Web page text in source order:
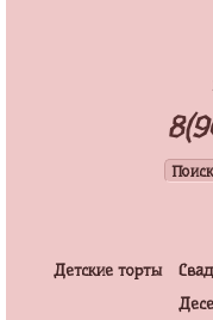
Детские торты